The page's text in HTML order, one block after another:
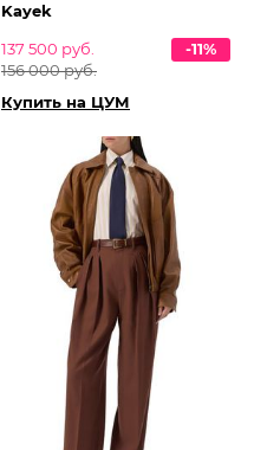
Kayek
137 500 руб.
156 000 руб.
-11%
Купить на ЦУМ